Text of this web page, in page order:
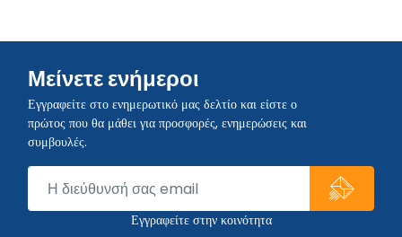
Μείνετε ενήμεροι
Εγγραφείτε στο ενημερωτικό μας δελτίο και είστε ο
πρώτος που θα μάθει για προσφορές, ενημερώσεις και
συμβουλές.
Εγγραφείτε στην κοινότητα